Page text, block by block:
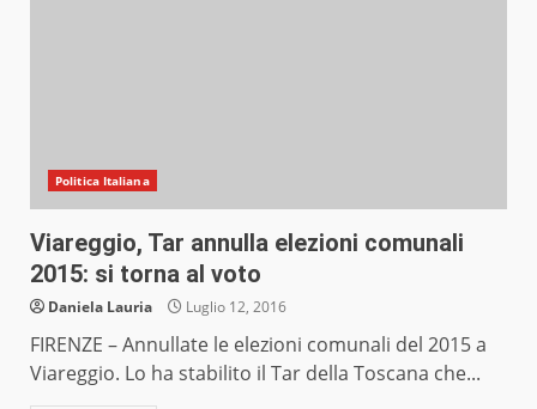
Politica Italiana
Viareggio, Tar annulla elezioni comunali
2015: si torna al voto
Daniela Lauria Luglio 12, 2016
FIRENZE – Annullate le elezioni comunali del 2015 a
Viareggio. Lo ha stabilito il Tar della Toscana che...